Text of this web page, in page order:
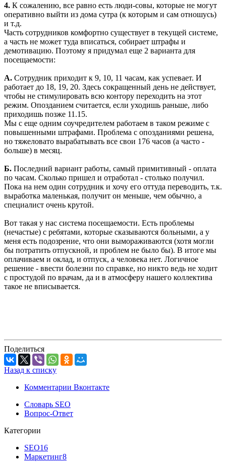
4. К сожалению, все равно есть люди-совы, которые не могут
оперативно выйти из дома сутра (к которым и сам отношусь)
и т.д.
Часть сотрудников комфортно существует в текущей системе,
а часть не может туда вписаться, собирает штрафы и
демотивацию. Поэтому я придумал еще 2 варианта для
посещаемости:
А. Сотрудник приходит к 9, 10, 11 часам, как успевает. И
работает до 18, 19, 20. Здесь сокращенный день не действует,
чтобы не стимулировать всю контору переходить на этот
режим. Опозданием считается, если уходишь раньше, либо
приходишь позже 11.15.
Мы с еще одним соучредителем работаем в таком режиме с
повышенными штрафами. Проблема с опозданиями решена,
но тяжеловато вырабатывать все свои 176 часов (а часто -
больше) в месяц.
Б. Последний вариант работы, самый примитивный - оплата
по часам. Сколько пришел и отработал - столько получил.
Пока на нем один сотрудник и хочу его оттуда переводить, т.к.
выработка маленькая, получит он меньше, чем обычно, а
специалист очень крутой.
Вот такая у нас система посещаемости. Есть проблемы
(нечастые) с ребятами, которые сказываются больными, а у
меня есть подозрение, что они вымораживаются (хотя могли
бы потратить отпускной, и проблем не было бы). В итоге мы
оплачиваем и оклад, и отпуск, а человека нет. Логичное
решение - ввести болезни по справке, но никто ведь не ходит
с простудой по врачам, да и в атмосферу нашего коллектива
такое не вписывается.
Поделиться
Назад к списку
Комментарии Вконтакте
Словарь SEO
Вопрос-Ответ
Категории
SEO16
Маркетинг8